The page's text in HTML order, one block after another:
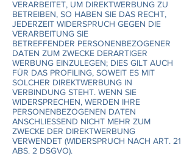
VERARBEITET, UM DIREKTWERBUNG ZU
BETREIBEN, SO HABEN SIE DAS RECHT,
JEDERZEIT WIDERSPRUCH GEGEN DIE
VERARBEITUNG SIE
BETREFFENDER PERSONENBEZOGENER
DATEN ZUM ZWECKE DERARTIGER
WERBUNG EINZULEGEN; DIES GILT AUCH
FÜR DAS PROFILING, SOWEIT ES MIT
SOLCHER DIREKTWERBUNG IN
VERBINDUNG STEHT. WENN SIE
WIDERSPRECHEN, WERDEN IHRE
PERSONENBEZOGENEN DATEN
ANSCHLIESSEND NICHT MEHR ZUM
ZWECKE DER DIREKTWERBUNG
VERWENDET (WIDERSPRUCH NACH ART. 21
ABS. 2 DSGVO).